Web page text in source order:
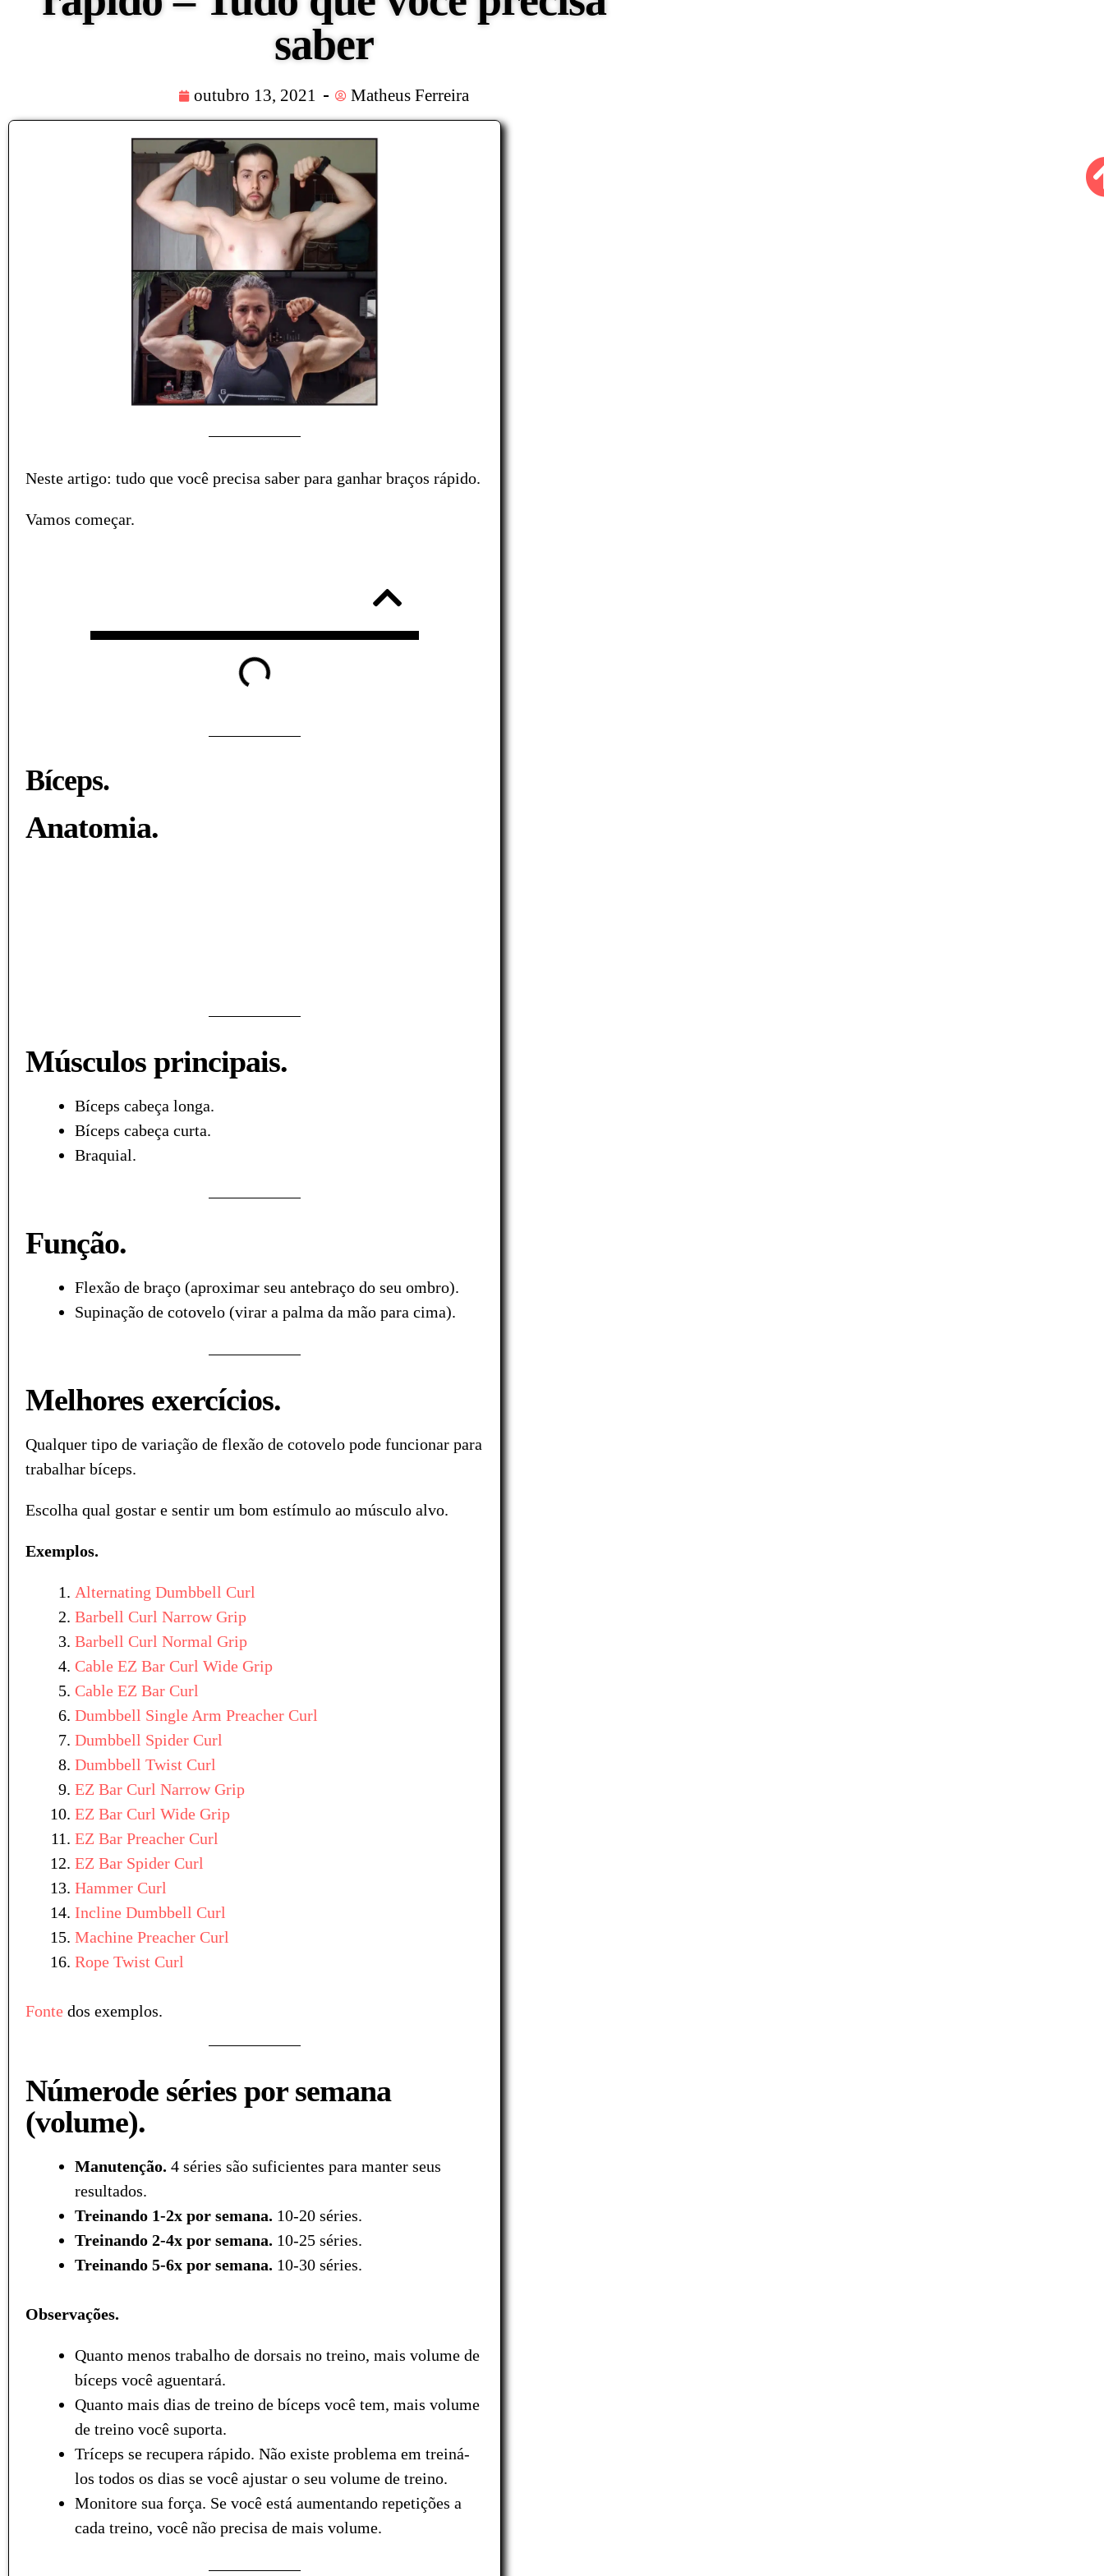
saber
outubro 13, 2021 Matheus Ferreira
Neste artigo: tudo que você precisa saber para ganhar braços rápido.
Vamos começar.
Bíceps.
Anatomia.
Músculos principais.
Bíceps cabeça longa.
Bíceps cabeça curta.
Braquial.
Função.
Flexão de braço (aproximar seu antebraço do seu ombro).
Supinação de cotovelo (virar a palma da mão para cima).
Melhores exercícios.
Qualquer tipo de variação de flexão de cotovelo pode funcionar para
trabalhar bíceps.
Escolha qual gostar e sentir um bom estímulo ao músculo alvo.
Exemplos.
Alternating Dumbbell Curl
Barbell Curl Narrow Grip
Barbell Curl Normal Grip
Cable EZ Bar Curl Wide Grip
Cable EZ Bar Curl
Dumbbell Single Arm Preacher Curl
Dumbbell Spider Curl
Dumbbell Twist Curl
EZ Bar Curl Narrow Grip
EZ Bar Curl Wide Grip
EZ Bar Preacher Curl
EZ Bar Spider Curl
Hammer Curl
Incline Dumbbell Curl
Machine Preacher Curl
Rope Twist Curl
Fonte dos exemplos.
Númerode séries por semana
(volume).
Manutenção. 4 séries são suficientes para manter seus
resultados.
Treinando 1-2x por semana. 10-20 séries.
Treinando 2-4x por semana. 10-25 séries.
Treinando 5-6x por semana. 10-30 séries.
Observações.
Quanto menos trabalho de dorsais no treino, mais volume de
bíceps você aguentará.
Quanto mais dias de treino de bíceps você tem, mais volume
de treino você suporta.
Tríceps se recupera rápido. Não existe problema em treiná-
los todos os dias se você ajustar o seu volume de treino.
Monitore sua força. Se você está aumentando repetições a
cada treino, você não precisa de mais volume.